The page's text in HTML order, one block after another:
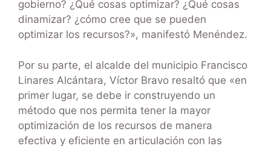
gobierno? ¿Qué cosas optimizar? ¿Qué cosas
dinamizar? ¿cómo cree que se pueden
optimizar los recursos?», manifestó Menéndez.
Por su parte, el alcalde del municipio Francisco
Linares Alcántara, Víctor Bravo resaltó que «en
primer lugar, se debe ir construyendo un
método que nos permita tener la mayor
optimización de los recursos de manera
efectiva y eficiente en articulación con las